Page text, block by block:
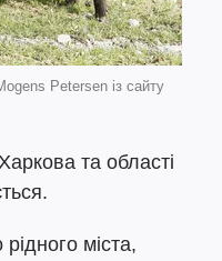
Petersen із сайту
та області
міста,